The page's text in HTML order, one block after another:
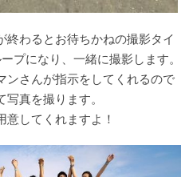
終わるとお待ちかねの撮影タイ
プになり、一緒に撮影します。
ンさんが指示をしてくれるので
真を撮ります。
意してくれますよ！